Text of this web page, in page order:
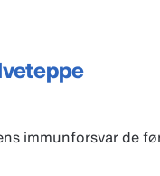
immunforsvar de